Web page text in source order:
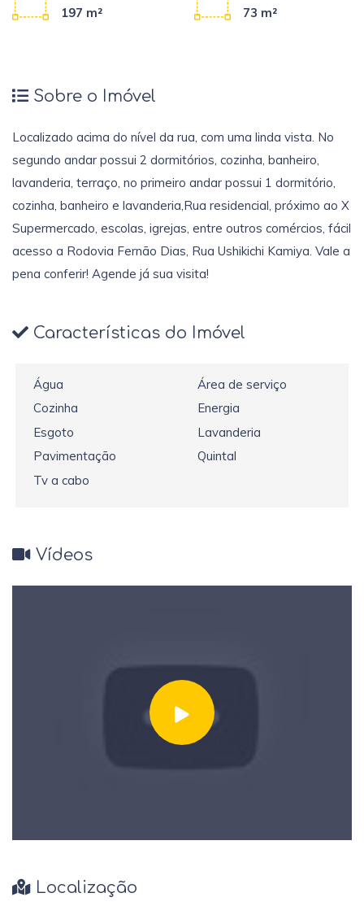
197 m² 73 m²
Sobre o Imóvel
Localizado acima do nível da rua, com uma linda vista. No
segundo andar possui 2 dormitórios, cozinha, banheiro,
lavanderia, terraço, no primeiro andar possui 1 dormitório,
cozinha, banheiro e lavanderia,Rua residencial, próximo ao X
Supermercado, escolas, igrejas, entre outros comércios, fácil
acesso a Rodovia Fernão Dias, Rua Ushikichi Kamiya. Vale a
pena conferir! Agende já sua visita!
Características do Imóvel
Água
Área de serviço
Cozinha
Energia
Esgoto
Lavanderia
Pavimentação
Quintal
Tv a cabo
Vídeos
Localização